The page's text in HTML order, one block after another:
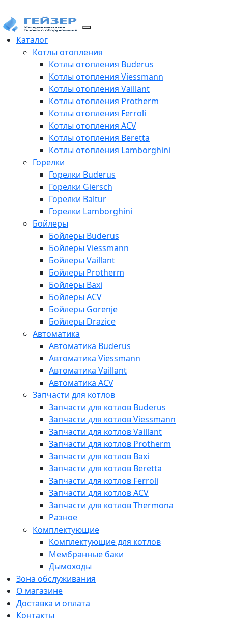
Каталог
Котлы отопления
Котлы отопления Buderus
Котлы отопления Viessmann
Котлы отопления Vaillant
Котлы отопления Protherm
Котлы отопления Ferroli
Котлы отопления ACV
Котлы отопления Beretta
Котлы отопления Lamborghini
Горелки
Горелки Buderus
Горелки Giersch
Горелки Baltur
Горелки Lamborghini
Бойлеры
Бойлеры Buderus
Бойлеры Viessmann
Бойлеры Vaillant
Бойлеры Protherm
Бойлеры Baxi
Бойлеры ACV
Бойлеры Gorenje
Бойлеры Drazice
Автоматика
Автоматика Buderus
Автоматика Viessmann
Автоматика Vaillant
Автоматика ACV
Запчасти для котлов
Запчасти для котлов Buderus
Запчасти для котлов Viessmann
Запчасти для котлов Vaillant
Запчасти для котлов Protherm
Запчасти для котлов Baxi
Запчасти для котлов Beretta
Запчасти для котлов Ferroli
Запчасти для котлов ACV
Запчасти для котлов Thermona
Разное
Комплектующие
Комплектующие для котлов
Мембранные баки
Дымоходы
Зона обслуживания
О магазине
Доставка и оплата
Контакты